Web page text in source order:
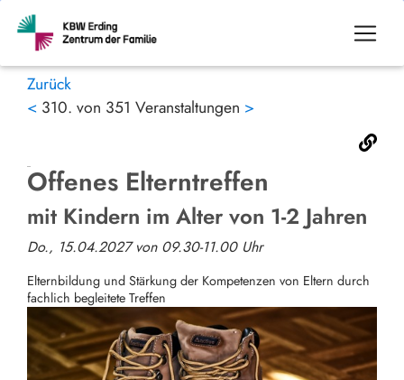
Zurück
< 310. von 351 Veranstaltungen >
Offenes Elterntreffen
mit Kindern im Alter von 1-2 Jahren
Do., 15.04.2027 von 09.30-11.00 Uhr
Elternbildung und Stärkung der Kompetenzen von Eltern durch
fachlich begleitete Treffen